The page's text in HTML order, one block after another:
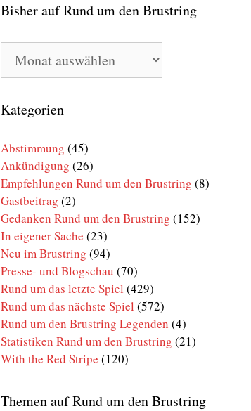
Bisher auf Rund um den Brustring
Bisher
auf
Rund
den
Brustring
Kategorien
Abstimmung (45)
Ankündigung (26)
Empfehlungen Rund um den Brustring (8)
Gastbeitrag (2)
Gedanken Rund um den Brustring (152)
In eigener Sache (23)
Neu im Brustring (94)
Presse- und Blogschau (70)
Rund um das letzte Spiel (429)
Rund um das nächste Spiel (572)
Rund um den Brustring Legenden (4)
Statistiken Rund um den Brustring (21)
With the Red Stripe (120)
Themen auf Rund um den Brustring